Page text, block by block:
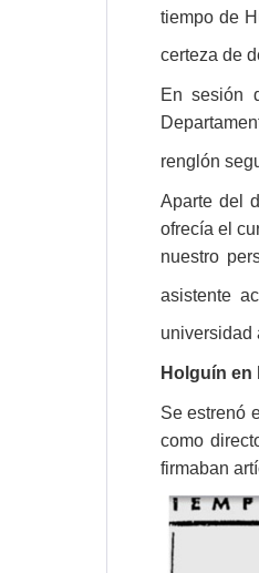
tiempo de
certeza de
En sesión
renglón
Aparte del
ofrecía el
nuestro
asistente
universidad
Holguín en
Se estrenó
como
firmaban